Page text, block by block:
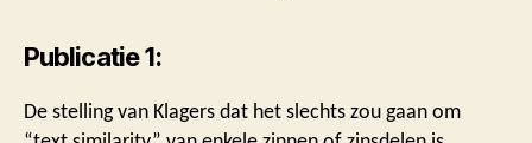
Publicatie 1:
De stelling van Klagers dat het slechts zou gaan om